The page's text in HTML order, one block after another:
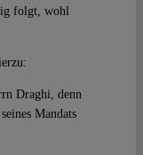
folgt, wohl
Draghi, denn
Mandats